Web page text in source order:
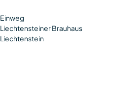
Einweg
Liechtensteiner Brauhaus
Liechtenstein